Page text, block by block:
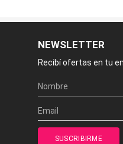
NEWSLETTER
Recibí ofertas en tu